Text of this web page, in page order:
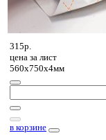
315р.
цена за лист
560х750х4мм
в корзине